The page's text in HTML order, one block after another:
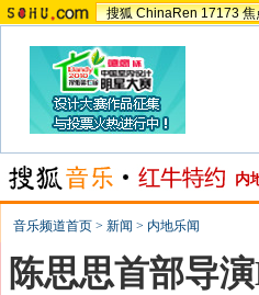
搜狐 ChinaRen 17173 焦
内
音乐频道首页 > 新闻 > 内地乐闻
陈思思首部导